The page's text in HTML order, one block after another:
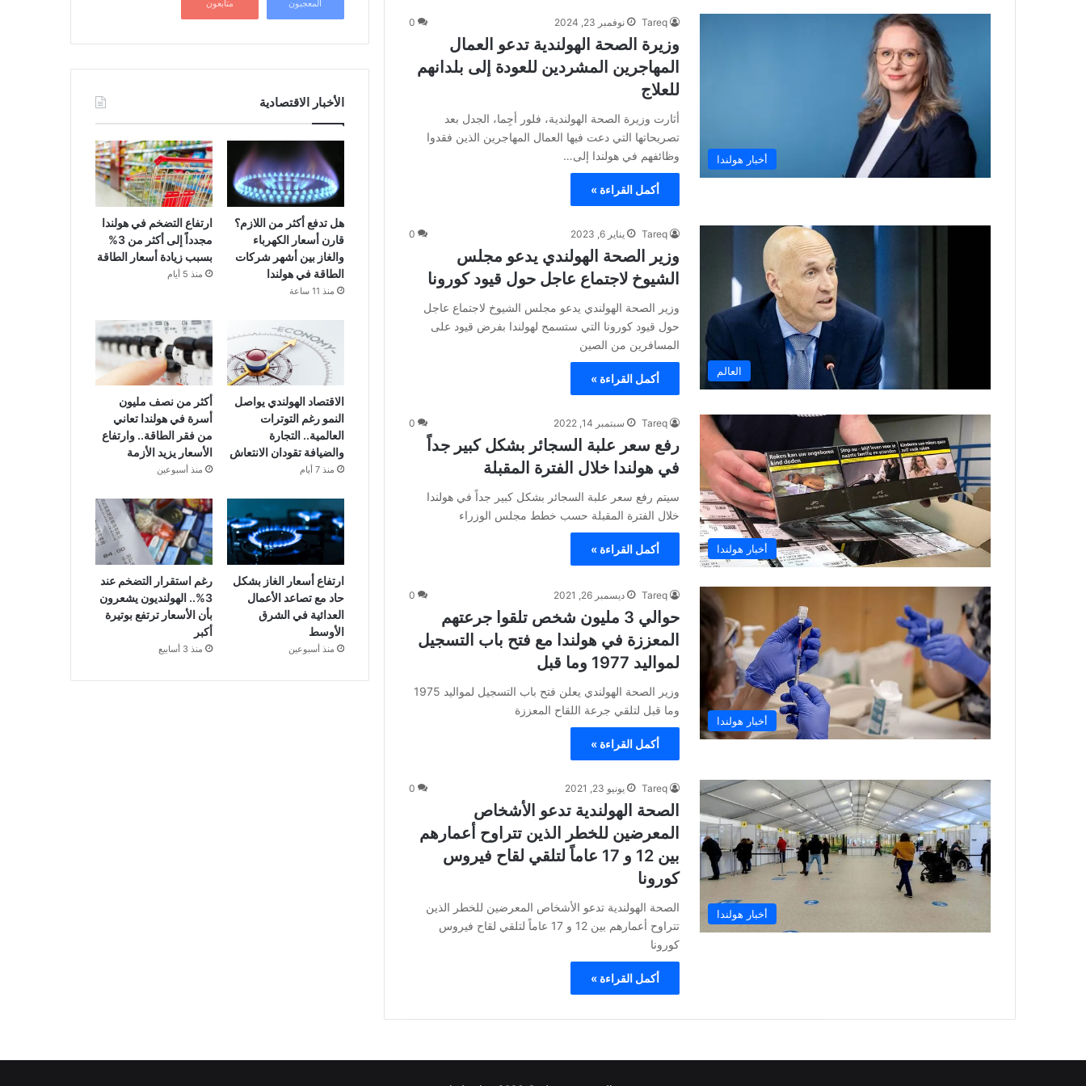
أخبار هولندا
Tareq نوفمبر 23, 2024 0
وزيرة الصحة الهولندية تدعو العمال
المهاجرين المشردين للعودة إلى بلدانهم
للعلاج
أثارت وزيرة الصحة الهولندية، فلور أجِما، الجدل بعد
تصريحاتها التي دعت فيها العمال المهاجرين الذين فقدوا
وظائفهم في هولندا إلى…
أكمل القراءة »
العالم
Tareq يناير 6, 2023 0
وزير الصحة الهولندي يدعو مجلس
الشيوخ لاجتماع عاجل حول قيود كورونا
وزير الصحة الهولندي يدعو مجلس الشيوخ لاجتماع عاجل
حول قيود كورونا التي ستسمح لهولندا بفرض قيود على
المسافرين من الصين
أكمل القراءة »
أخبار هولندا
Tareq سبتمبر 14, 2022 0
رفع سعر علبة السجائر بشكل كبير جداً
في هولندا خلال الفترة المقبلة
سيتم رفع سعر علبة السجائر بشكل كبير جداً في هولندا
خلال الفترة المقبلة حسب خطط مجلس الوزراء
أكمل القراءة »
أخبار هولندا
Tareq ديسمبر 26, 2021 0
حوالي 3 مليون شخص تلقوا جرعتهم
المعززة في هولندا مع فتح باب التسجيل
لمواليد 1977 وما قبل
وزير الصحة الهولندي يعلن فتح باب التسجيل لمواليد 1975
وما قبل لتلقي جرعة اللقاح المعززة
أكمل القراءة »
أخبار هولندا
Tareq يونيو 23, 2021 0
الصحة الهولندية تدعو الأشخاص
المعرضين للخطر الذين تتراوح أعمارهم
بين 12 و 17 عاماً لتلقي لقاح فيروس
كورونا
الصحة الهولندية تدعو الأشخاص المعرضين للخطر الذين
تتراوح أعمارهم بين 12 و 17 عاماً لتلقي لقاح فيروس
كورونا
أكمل القراءة »
المعجبون متابعون
الأخبار الاقتصادية
هل تدفع أكثر من اللازم؟
قارن أسعار الكهرباء
والغاز بين أشهر شركات
الطاقة في هولندا
منذ 11 ساعة
ارتفاع التضخم في هولندا
مجدداً إلى أكثر من 3%
بسبب زيادة أسعار الطاقة
منذ 5 أيام
الاقتصاد الهولندي يواصل
النمو رغم التوترات
العالمية.. التجارة
والضيافة تقودان الانتعاش
منذ 7 أيام
أكثر من نصف مليون
أسرة في هولندا تعاني
من فقر الطاقة.. وارتفاع
الأسعار يزيد الأزمة
منذ أسبوعين
ارتفاع أسعار الغاز بشكل
حاد مع تصاعد الأعمال
العدائية في الشرق
الأوسط
منذ أسبوعين
رغم استقرار التضخم عند
3%.. الهولنديون يشعرون
بأن الأسعار ترتفع بوتيرة
أكبر
منذ 3 أسابيع